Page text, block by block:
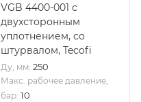
VGB 4400-001 с
двухсторонным
уплотнением, со
штурвалом, Tecofi
Ду, мм: 250
Макс. рабочее давление,
бар: 10